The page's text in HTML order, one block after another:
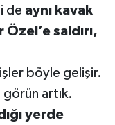
de aynı kavak
Özel’e saldırı,
böyle gelişir.
görün artık.
yerde